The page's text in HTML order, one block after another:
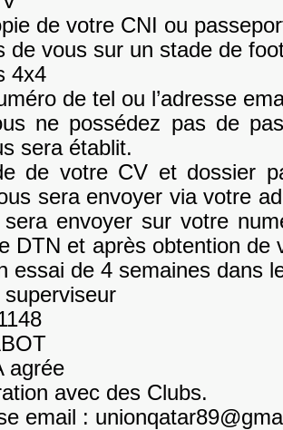
de votre CNI ou
vous sur un stade de
4x4
de tel ou l’adresse
ne possédez pas de
sera établit.
de votre CV et dossier
sera envoyer via votre
envoyer sur votre
DTN et après obtention de
essai de 4 semaines dans
agrée
avec des Clubs.
email :